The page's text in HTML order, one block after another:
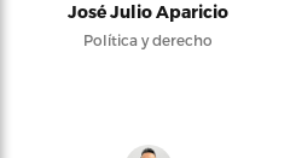
José Julio Aparicio
Política y derecho